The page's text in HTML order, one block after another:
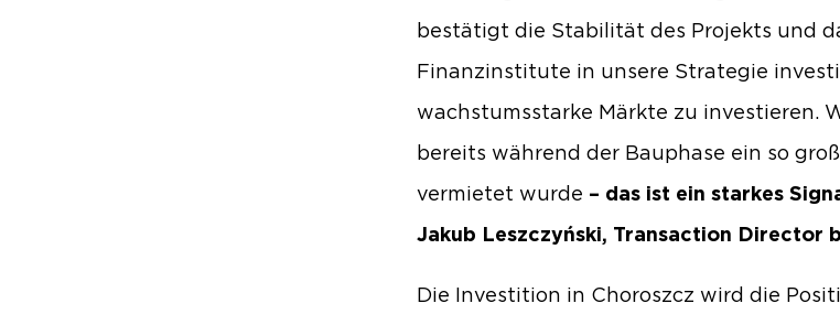
bestätigt die Stabilität des Projekts und
Finanzinstitute in unsere Strategie
wachstumsstarke Märkte zu investieren.
bereits während der Bauphase ein so
vermietet wurde – das ist ein starkes
Jakub Leszczyński, Transaction Director
Die Investition in Choroszcz wird die